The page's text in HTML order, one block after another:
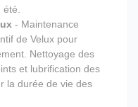
été.
- Maintenance
de Velux pour
Nettoyage des
et lubrification des
la durée de vie des